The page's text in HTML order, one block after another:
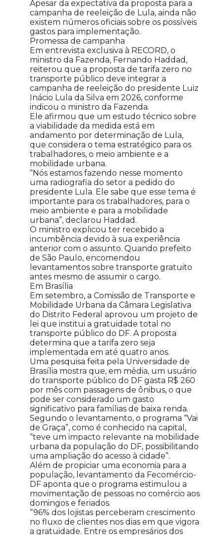
Apesar da expectativa da proposta para a
campanha de reeleição de Lula, ainda não
existem números oficiais sobre os possíveis
gastos para implementação.
Promessa de campanha
Em entrevista exclusiva à RECORD, o
ministro da Fazenda, Fernando Haddad,
reiterou que a proposta de tarifa zero no
transporte público deve integrar a
campanha de reeleição do presidente Luiz
Inácio Lula da Silva em 2026, conforme
indicou o ministro da Fazenda.
Ele afirmou que um estudo técnico sobre
a viabilidade da medida está em
andamento por determinação de Lula,
que considera o tema estratégico para os
trabalhadores, o meio ambiente e a
mobilidade urbana.
“Nós estamos fazendo nesse momento
uma radiografia do setor a pedido do
presidente Lula. Ele sabe que esse tema é
importante para os trabalhadores, para o
meio ambiente e para a mobilidade
urbana”, declarou Haddad.
O ministro explicou ter recebido a
incumbência devido à sua experiência
anterior com o assunto. Quando prefeito
de São Paulo, encomendou
levantamentos sobre transporte gratuito
antes mesmo de assumir o cargo.
Em Brasília
Em setembro, a Comissão de Transporte e
Mobilidade Urbana da Câmara Legislativa
do Distrito Federal aprovou um projeto de
lei que institui a gratuidade total no
transporte público do DF. A proposta
determina que a tarifa zero seja
implementada em até quatro anos.
Uma pesquisa feita pela Universidade de
Brasília mostra que, em média, um usuário
do transporte público do DF gasta R$ 260
por mês com passagens de ônibus, o que
pode ser considerado um gasto
significativo para famílias de baixa renda.
Segundo o levantamento, o programa “Vai
de Graça”, como é conhecido na capital,
“teve um impacto relevante na mobilidade
urbana da população do DF, possibilitando
uma ampliação do acesso à cidade”.
Além de propiciar uma economia para a
população, levantamento da Fecomércio-
DF aponta que o programa estimulou a
movimentação de pessoas no comércio aos
domingos e feriados.
“96% dos lojistas perceberam crescimento
no fluxo de clientes nos dias em que vigora
a gratuidade. Entre os empresários dos